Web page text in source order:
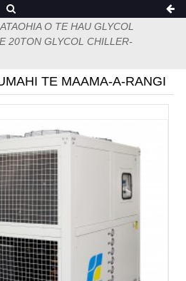
O TE HAU GLYCOL
20TON GLYCOL CHILLER-
TE MAAMA-A-RANGI